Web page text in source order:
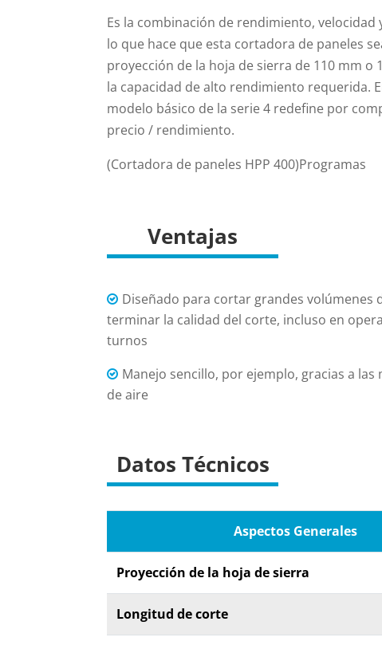
Es la combinación de rendimiento, velocidad
lo que hace que esta cortadora de paneles
proyección de la hoja de sierra de 110 mm o
la capacidad de alto rendimiento requerida.
modelo básico de la serie 4 redefine por
precio / rendimiento.
(Cortadora de paneles HPP 400)Programas
Ventajas
Diseñado para cortar grandes volúmenes
terminar la calidad del corte, incluso en
turnos
Manejo sencillo, por ejemplo, gracias a las
de aire
Datos Técnicos
Aspectos Generales
Proyección de la hoja de sierra
Longitud de corte